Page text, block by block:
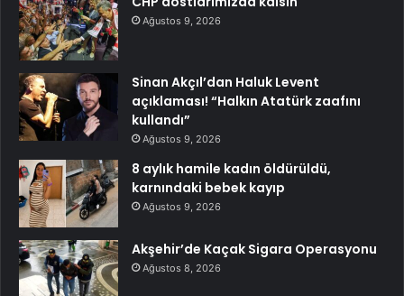
Ağustos 9, 2026
Sinan Akçıl’dan Haluk Levent
açıklaması! “Halkın Atatürk zaafını
kullandı”
Ağustos 9, 2026
8 aylık hamile kadın öldürüldü,
karnındaki bebek kayıp
Ağustos 9, 2026
Akşehir’de Kaçak Sigara Operasyonu
Ağustos 8, 2026